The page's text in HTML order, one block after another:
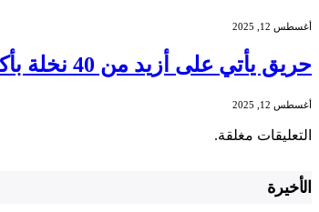
أغسطس 12, 2025
حريق يأتي على أزيد من 40 نخلة بأكدز.. وفرق الإطفاء تخمده في وقت قياسي (صور)
أغسطس 12, 2025
التعليقات مغلقة.
الأخيرة